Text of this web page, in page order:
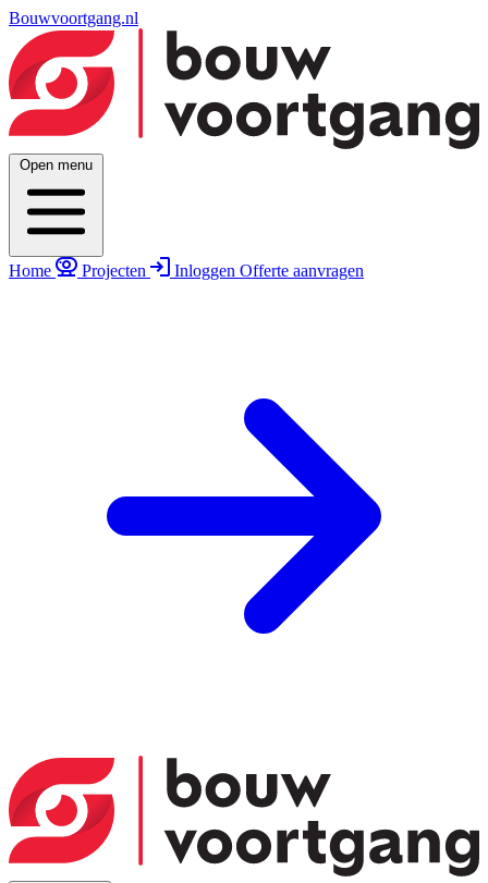
Bouwvoortgang.nl
Open menu
Home Projecten Inloggen Offerte aanvragen